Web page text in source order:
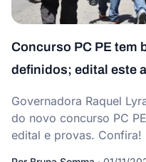
Concurso PC PE tem
definidos; edital este
Governadora Raquel
do novo concurso PC
edital e provas. Confira!